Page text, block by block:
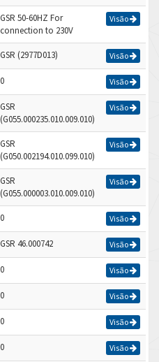
GSR 50-60HZ For
connection to 230V
Visão
GSR (2977D013) Visão
0 Visão
GSR
(G055.000235.010.009.010)
Visão
GSR
(G050.002194.010.099.010)
Visão
GSR
(G055.000003.010.009.010)
Visão
0 Visão
GSR 46.000742 Visão
0 Visão
0 Visão
0 Visão
0 Visão